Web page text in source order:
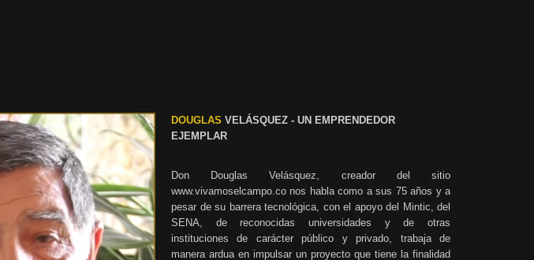
DOUGLAS VELÁSQUEZ - UN EMPRENDEDOR
EJEMPLAR
Don Douglas Velásquez, creador del sitio
www.vivamoselcampo.co nos habla como a sus 75 años y a
pesar de su barrera tecnológica, con el apoyo del Mintic, del
SENA, de reconocidas universidades y de otras
instituciones de carácter público y privado, trabaja de
manera ardua en impulsar un proyecto que tiene la finalidad